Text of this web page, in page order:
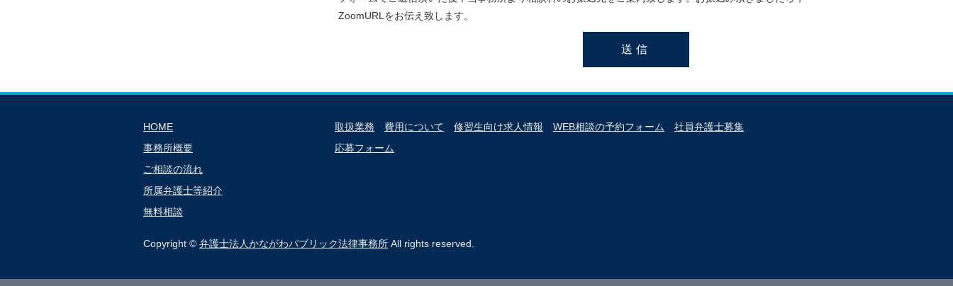
ZoomURLをお伝え致します。
HOME
事務所概要
ご相談の流れ
所属弁護士等紹介
無料相談
取扱業務 費用について 修習生向け求人情報 WEB相談の予約フォーム
社員弁護士募集
応募フォーム
Copyright © 弁護士法人かながわパブリック法律事務所 All rights reserved.